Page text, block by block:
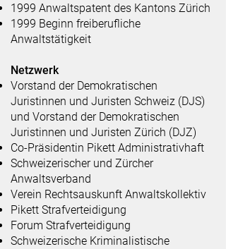
1999 Anwaltspatent des Kantons Zürich
1999 Beginn freiberufliche
Anwaltstätigkeit
Netzwerk
Vorstand der Demokratischen
Juristinnen und Juristen Schweiz (DJS)
und Vorstand der Demokratischen
Juristinnen und Juristen Zürich (DJZ)
Co-Präsidentin Pikett Administrativhaft
Schweizerischerund Zürcher
Anwaltsverband
Verein Rechtsauskunft Anwaltskollektiv
Pikett Strafverteidigung
Forum Strafverteidigung
Schweizerische Kriminalistische